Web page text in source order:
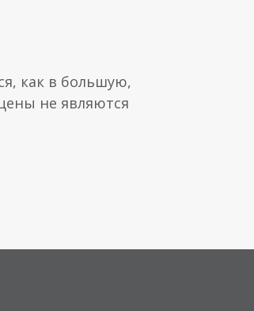
как в большую,
не являются